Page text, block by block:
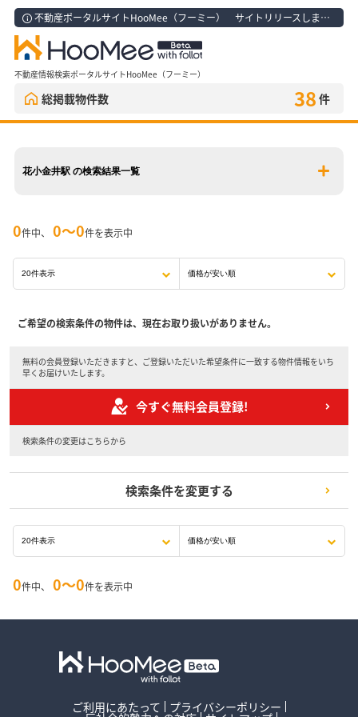
不動産ポータルサイトHooMee（フーミー） サイトリリースしました！
不動産情報検索ポータルサイトHooMee（フーミー）
総掲載物件数 38 件
花小金井駅 の検索結果一覧
0件中、 0〜0件を表示中
ご希望の検索条件の物件は、現在お取り扱いがありません。
無料の会員登録いただきますと、ご登録いただいた希望条件に一致する物件情報をいち
早くお届けいたします。
今すぐ無料会員登録!
検索条件の変更はこちらから
検索条件を変更する
0件中、 0〜0件を表示中
ご利用にあたって プライバシーポリシー